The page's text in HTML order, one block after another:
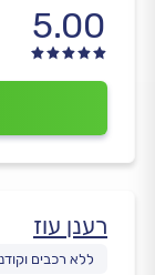
5.00
רענן עוז